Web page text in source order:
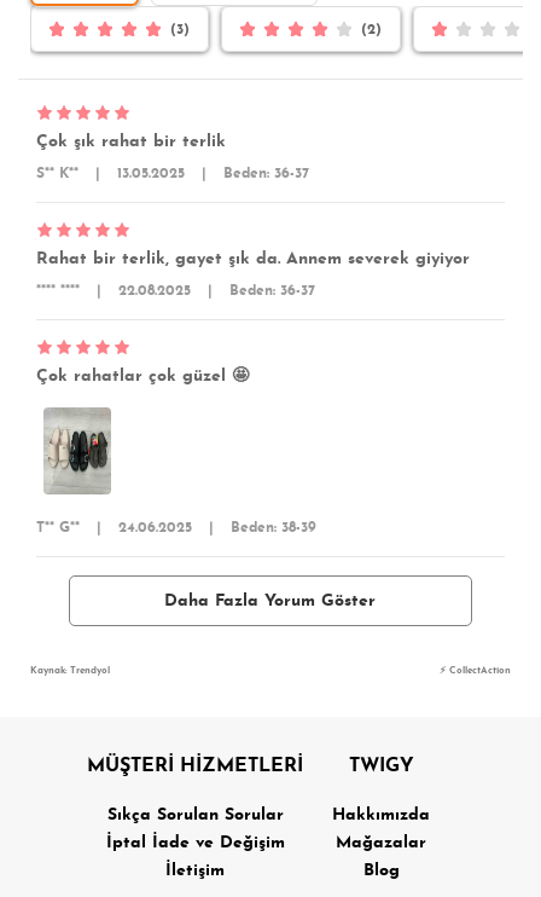
(3) (2)
Çok şık rahat bir terlik
S** K** 13.05.2025 Beden: 36-37
Rahat bir terlik, gayet şık da. Annem severek giyiyor
**** **** 22.08.2025 Beden: 36-37
Çok rahatlar çok güzel 🤩
T** G** 24.06.2025 Beden: 38-39
Daha Fazla Yorum Göster
Kaynak: Trendyol ⚡ CollectAction
MÜŞTERİ HİZMETLERİ
Sıkça Sorulan Sorular
İptal İade ve Değişim
İletişim
TWIGY
Hakkımızda
Mağazalar
Blog